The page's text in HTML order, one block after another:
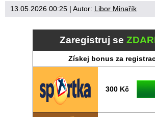
13.05.2026 00:25 | Autor: Libor Minařík
Zaregistruj se
Získej bonus za
300 Kč